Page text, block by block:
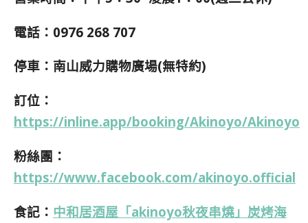
電話：0976 268 707
停車：南山威力購物廣場(無特約)
訂位：
https://inline.app/booking/Akinoyo/Akinoyo
粉絲團：
https://www.facebook.com/akinoyo.official
食記 ： 中和居酒屋「akinoyo秋夜串燒」炭烤海